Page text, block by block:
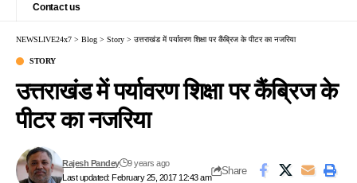
Contact us
NEWSLIVE24x7 > Blog > Story > उत्तराखंड में पर्यावरण शिक्षा पर कैंब्रिज के पीटर का नजरिया
STORY
उत्तराखंड में पर्यावरण शिक्षा पर कैंब्रिज के
पीटर का नजरिया
Last updated: February 25, 2017 12:43 am
Rajesh Pandey 9 years ago
Share